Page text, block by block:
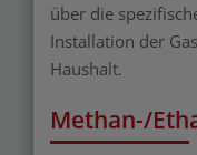
über die
Installation der
Haushalt.
Methan-/